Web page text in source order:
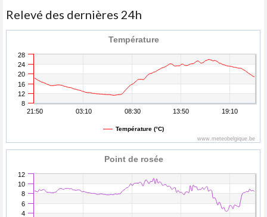
Relevé des dernières 24h
Température
Température (°C)
21:50 03:10 08:30 13:50 19:10
8
12
16
20
24
28
www.meteobelgique.be
Point de rosée
4
6
8
10
12